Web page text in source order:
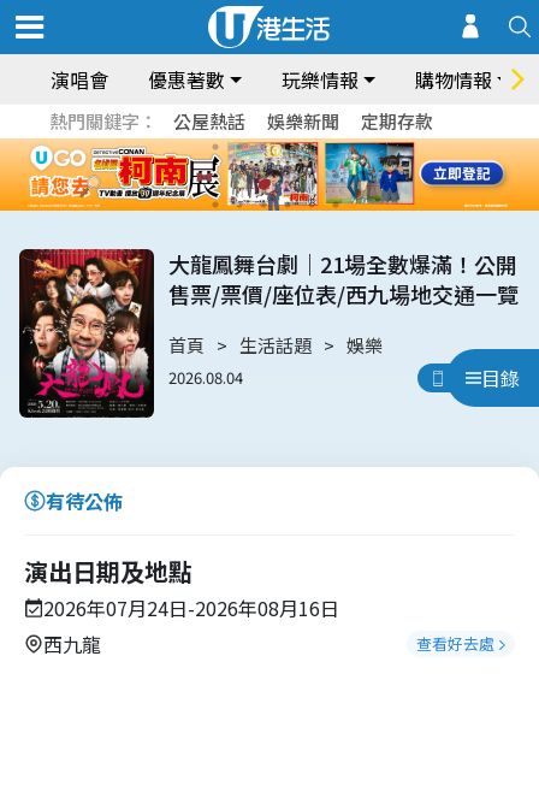
演唱會 優惠著數 玩樂情報 購物情報
熱門關鍵字： 公屋熱話 娛樂新聞 定期存款
目錄
大龍鳳舞台劇｜21場全數爆滿！公開
售票/票價/座位表/西九場地交通一覽
首頁 生活話題 娛樂
2026.08.04 用App睇
有待公佈
演出日期及地點
2026年07月24日-2026年08月16日
西九龍
查看好去處